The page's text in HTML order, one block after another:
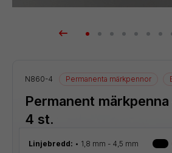
N860-4 Permanenta märkpennor
Permanent
4 st.
Linjebredd: 1,8 mm - 4,5 mm